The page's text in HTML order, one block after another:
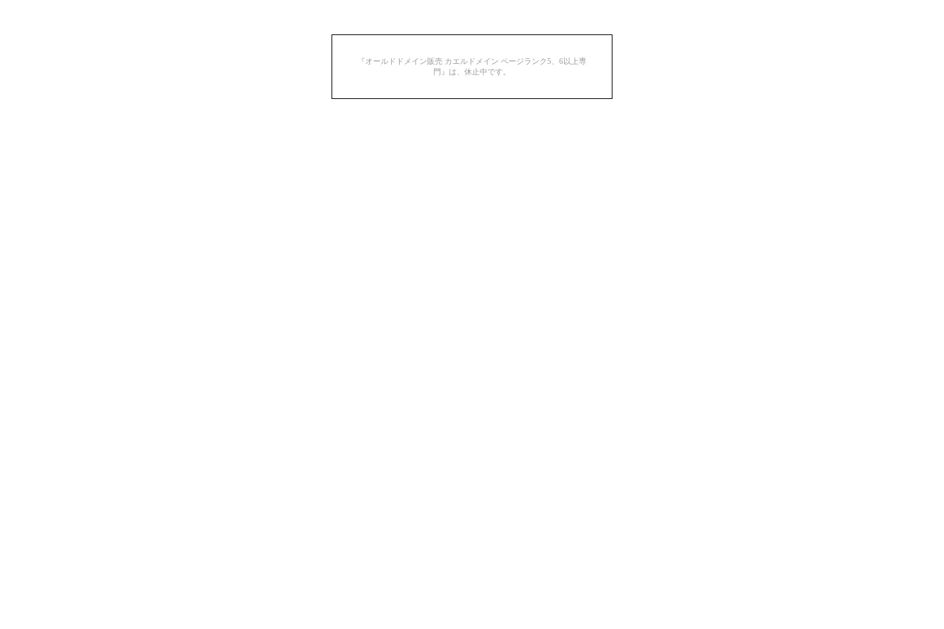
『オールドドメイン販売 カエルドメイン ページランク5、6以上専
門』は、休止中です。